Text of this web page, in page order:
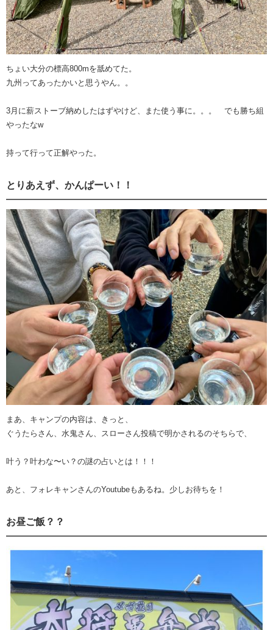
ちょい大分の標高800mを舐めてた。
九州ってあったかいと思うやん。。
3月に薪ストーブ納めしたはずやけど、また使う事に。。。 でも勝ち組
やったなw
持って行って正解やった。
とりあえず、かんぱーい！！
まあ、キャンプの内容は、きっと、
ぐうたらさん、水鬼さん、スローさん投稿で明かされるのそちらで、
叶う？叶わな〜い？の謎の占いとは！！！
あと、フォレキャンさんのYoutubeもあるね。少しお待ちを！
お昼ご飯？？